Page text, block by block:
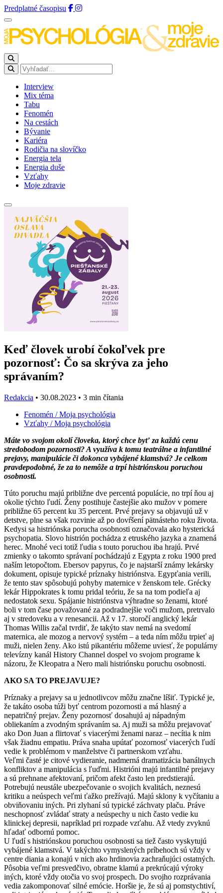
Predplatné časopisu
Interview
Mix téma
Tabu
Fenomén
Na cestách
Bývanie
Kariéra
Rodičia na slovíčko
Energia tela
Energia duše
Vzťahy
Moje zdravie
Keď človek urobí čokoľvek pre
pozornosť: Čo sa skrýva za jeho
správaním?
Redakcia • 30.08.2023 • 3 min čítania
Fenomén / Moja psychológia
Vzťahy / Moja psychológia
Máte vo svojom okolí človeka, ktorý chce byť za každú cenu
stredobodom pozornosti? A využíva k tomu teatrálne a infantilné
prejavy, manipulácie či dokonca vybájené klamstvá? Je celkom
pravdepodobné, že za to nemôže a trpí histriónskou poruchou
osobnosti.
Túto poruchu majú približne dve percentá populácie, no trpí ňou aj
okolie týchto ľudí. Ženy postihuje častejšie ako mužov v pomere
približne 65 percent ku 35 percent. Prvé prejavy sa objavujú už v
detstve, plne sa však rozvinie až po dovŕšení pätnásteho roku života.
Kedysi sa histriónska porucha osobnosti označovala ako hysterická
psychopatia. Slovo histrión pochádza z etruského jazyka a znamená
herec. Mnohé veci totiž ľudia s touto poruchou iba hrajú. Prvé
zmienky o takomto správaní pochádzajú z Egypta z roku 1900 pred
naším letopočtom. Ebersov papyrus, čo je najstarší známy lekársky
dokument, opisuje typické príznaky histriónstva. Egypťania verili,
že tento stav spôsobujú pohyby maternice v ženskom tele. Grécky
lekár Hippokrates k tomu pridal teóriu, že sa na tom podieľa aj
nedostatok sexu. Spájanie histriónstva výhradne so ženami, ktoré
boli v tom čase považované za podradnejšie voči mužom, pretrvalo
aj v stredoveku a v renesancii. Až v 17. storočí anglický lekár
Thomas Willis začal tvrdiť, že takýto stav nemá na svedomí
maternica, ale mozog a nervový systém – a teda ním môžu trpieť aj
muži, nielen ženy. Ako istú pikantériu môžeme uviesť, že populárny
televízny kanál History Channel dospel vo svojom programe k
názoru, že Kleopatra a Nero mali histriónsku poruchu osobnosti.
AKO SA TO PREJAVUJE?
Príznaky a prejavy sa u jednotlivcov môžu značne líšiť. Typické je,
že takáto osoba túži byť centrom pozornosti a má hlasný a
nepatričný prejav. Ženy pozornosť dosahujú aj nápadným
obliekaním a zvodným správaním sa. Aj muži sa môžu prejavovať
ako Don Juan a flirtovať s viacerými ženami naraz – necítia k nim
však žiadnu empatiu. Práva snaha upútať pozornosť viacerých ľudí
vedie k problémom v manželstve či partnerskom vzťahu.
Veľmi časté je citové vydieranie, nadmerná dramatizácia banálnych
konfliktov a manipulácia s ľuďmi. Histrióni majú infantilné prejavy
a sú prehnane afektovaní, pričom afekt často len predstierajú.
Potrebujú neustále ubezpečovanie o svojich kvalitách, neznesú
kritiku a neúspech veľmi ťažko prežívajú. Majú sklony k vyčítaniu a
obviňovaniu iných. Pri zlyhaní sú typické záchvaty plaču. Práve
neschopnosť zvládať straty a neúspechy u nich často vedie ku
klinickej depresii, napríklad pri rozpade vzťahu. Až vtedy zvyknú
hľadať odbornú pomoc.
U ľudí s histriónskou poruchou osobnosti sa tiež často vyskytujú
vybájené klamstvá. V takýchto vymyslených príbehoch sú vždy v
centre diania a konajú v nich ako hrdinovia zachraňujúci ostatných.
Pôsobia veľmi presvedčivo, obratne klamú a prekrúcajú výroky
iných, ktoré vždy otočia vo svoj prospech. Do svojho rozprávania
vedia zakomponovať silné emócie. Horšie je, že sú aj pomstychtiví,